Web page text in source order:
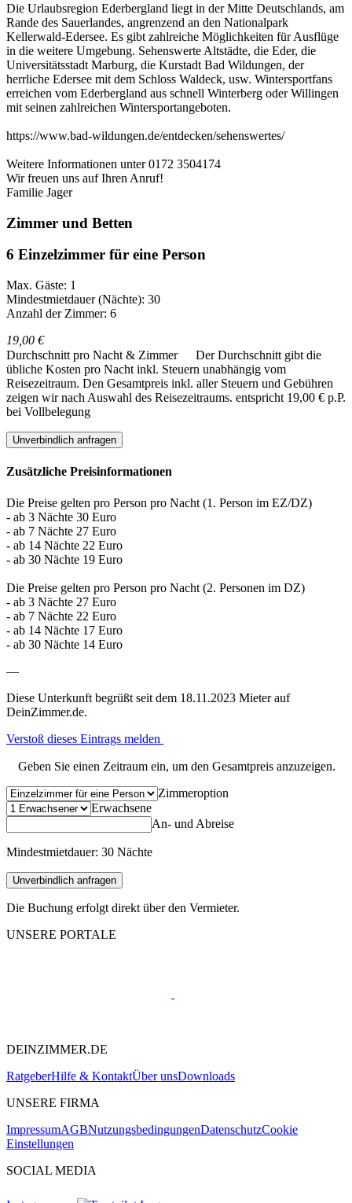
Die Urlaubsregion Ederbergland liegt in der Mitte Deutschlands, am
Rande des Sauerlandes, angrenzend an den Nationalpark
Kellerwald-Edersee. Es gibt zahlreiche Möglichkeiten für Ausflüge
in die weitere Umgebung. Sehenswerte Altstädte, die Eder, die
Universitätsstadt Marburg, die Kurstadt Bad Wildungen, der
herrliche Edersee mit dem Schloss Waldeck, usw. Wintersportfans
erreichen vom Ederbergland aus schnell Winterberg oder Willingen
mit seinen zahlreichen Wintersportangeboten.
https://www.bad-wildungen.de/entdecken/sehenswertes/
Weitere Informationen unter 0172 3504174
Wir freuen uns auf Ihren Anruf!
Familie Jager
Zimmer und Betten
6 Einzelzimmer für eine Person
Max. Gäste: 1
Mindestmietdauer (Nächte): 30
Anzahl der Zimmer: 6
19,00 €
Durchschnitt pro Nacht & Zimmer
Der Durchschnitt gibt die
übliche Kosten pro Nacht inkl. Steuern unabhängig vom
Reisezeitraum. Den Gesamtpreis inkl. aller Steuern und Gebühren
zeigen wir nach Auswahl des Reisezeitraums. entspricht 19,00 € p.P.
bei Vollbelegung
Unverbindlich anfragen
Zusätzliche Preisinformationen
Die Preise gelten pro Person pro Nacht (1. Person im EZ/DZ)
- ab 3 Nächte 30 Euro
- ab 7 Nächte 27 Euro
- ab 14 Nächte 22 Euro
- ab 30 Nächte 19 Euro
Die Preise gelten pro Person pro Nacht (2. Personen im DZ)
- ab 3 Nächte 27 Euro
- ab 7 Nächte 22 Euro
- ab 14 Nächte 17 Euro
- ab 30 Nächte 14 Euro
—
Diese Unterkunft begrüßt seit dem 18.11.2023 Mieter auf
DeinZimmer.de.
Verstoß dieses Eintrags melden
Geben Sie einen Zeitraum ein, um den Gesamtpreis anzuzeigen.
Zimmeroption
Erwachsene
An- und Abreise
Mindestmietdauer: 30 Nächte
Unverbindlich anfragen
Die Buchung erfolgt direkt über den Vermieter.
UNSERE PORTALE
DEINZIMMER.DE
RatgeberHilfe & KontaktÜber unsDownloads
UNSERE FIRMA
ImpressumAGBNutzungsbedingungenDatenschutzCookie
Einstellungen
SOCIAL MEDIA